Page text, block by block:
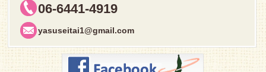
06-6441-4919
yasuseitai1@gmail.com